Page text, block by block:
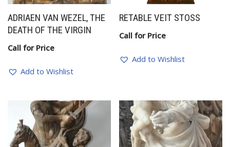
ADRIAEN VAN WEZEL, THE
DEATH OF THE VIRGIN
Call for Price
Add to Wishlist
RETABLE VEIT STOSS
Call for Price
Add to Wishlist